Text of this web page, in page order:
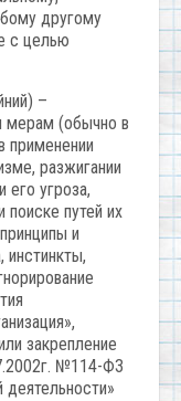
другому
с целью
–
мерам (обычно в
применении
разжигании
его угроза,
поиске путей их
и
инстинкты,
закрепление
№114-ФЗ
деятельности»